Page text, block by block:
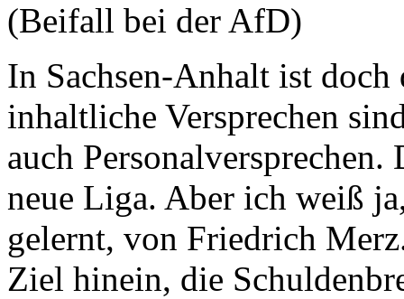
(Beifall bei der AfD)
In Sachsen-Anhalt ist doch
inhaltliche Versprechen
auch
neue Liga. Aber ich weiß
gelernt, von Friedrich
Ziel hinein, die